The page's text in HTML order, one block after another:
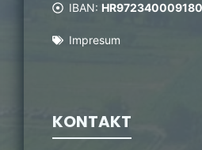
IBAN:
Impresum
KONTAKT